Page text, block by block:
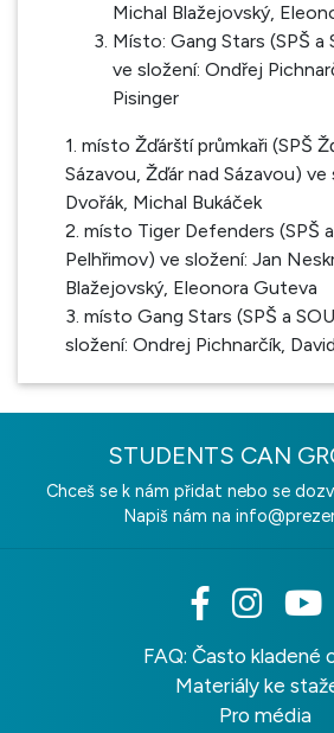
Michal Blažejovský,
Místo: Gang Stars (SPŠ a
ve složení: Ondřej
Pisinger
1. místo Žďárští průmkaři (SPŠ
Sázavou, Žďár nad Sázavou) ve
Dvořák, Michal Bukáček
2. místo Tiger Defenders (SPŠ
Pelhřimov) ve složení: Jan
Blažejovský, Eleonora Guteva
3. místo Gang Stars (SPŠ a
složení: Ondrej Pichnarčík,
STUDENTS CAN
Chceš se k nám přidat nebo se
Napiš nám na
FAQ: Často kladené
Materiály ke
Pro média